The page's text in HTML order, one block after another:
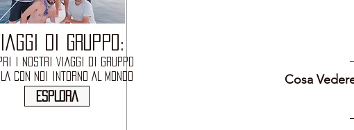
Cosa
DI GRUPPO:
I NOSTRI VIAGGI DI GRUPPO
CON NOI INTORNO AL MONDO
ESPLORA